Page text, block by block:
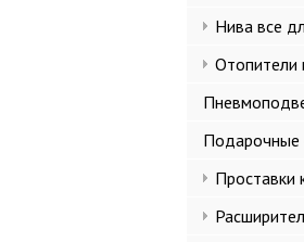
Нива все
Подарочные